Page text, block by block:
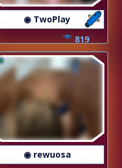
◉ TwoPlay
819
◉ rewuosa